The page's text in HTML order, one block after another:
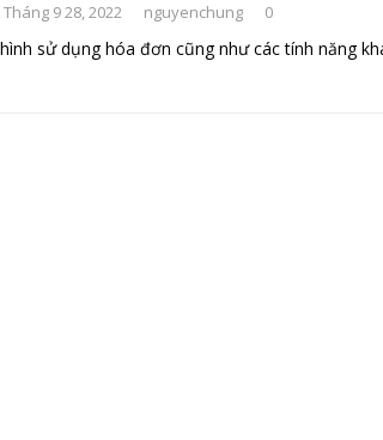
Tháng 9 28, 2022 nguyenchung 0
sử dụng hóa đơn cũng như các tính năng